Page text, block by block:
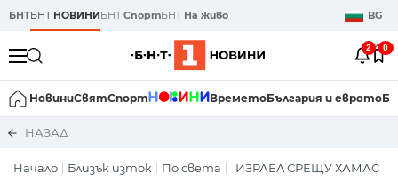
БНТБНТ НОВИНИБНТСпортБНТ На живо BG
2 0
НовиниСвятСпорт ВреметоБългария и еврото
НАЗАД
Начало Близък изток По света ИЗРАЕЛ СРЕЩУ ХАМАС